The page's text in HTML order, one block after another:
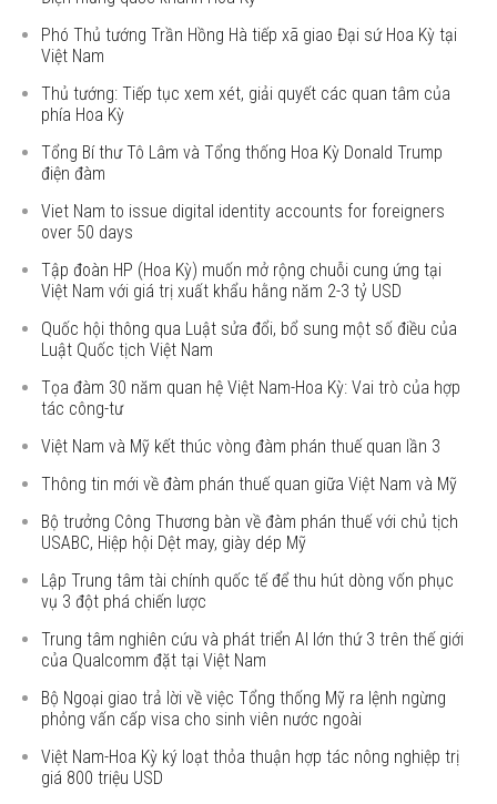
Phó Thủ tướng Trần Hồng Hà tiếp xã giao Đại sứ Hoa Kỳ tại
Việt Nam
Thủ tướng: Tiếp tục xem xét, giải quyết các quan tâm của
phía Hoa Kỳ
Tổng Bí thư Tô Lâm và Tổng thống Hoa Kỳ Donald Trump
điện đàm
Viet Nam to issue digital identity accounts for foreigners
over 50 days
Tập đoàn HP (Hoa Kỳ) muốn mở rộng chuỗi cung ứng tại
Việt Nam với giá trị xuất khẩu hằng năm 2-3 tỷ USD
Quốc hội thông qua Luật sửa đổi, bổ sung một số điều của
Luật Quốc tịch Việt Nam
Tọa đàm 30 năm quan hệ Việt Nam-Hoa Kỳ: Vai trò của hợp
tác công-tư
Việt Nam và Mỹ kết thúc vòng đàm phán thuế quan lần 3
Thông tin mới về đàm phán thuế quan giữa Việt Nam và Mỹ
Bộ trưởng Công Thương bàn về đàm phán thuế với chủ tịch
USABC, Hiệp hội Dệt may, giày dép Mỹ
Lập Trung tâm tài chính quốc tế để thu hút dòng vốn phục
vụ 3 đột phá chiến lược
Trung tâm nghiên cứu và phát triển AI lớn thứ 3 trên thế giới
của Qualcomm đặt tại Việt Nam
Bộ Ngoại giao trả lời về việc Tổng thống Mỹ ra lệnh ngừng
phỏng vấn cấp visa cho sinh viên nước ngoài
Việt Nam-Hoa Kỳ ký loạt thỏa thuận hợp tác nông nghiệp trị
giá 800 triệu USD